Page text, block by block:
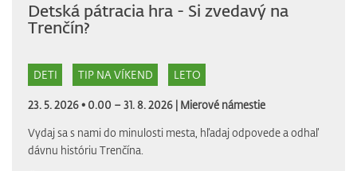
Detská pátracia hra - Si zvedavý na
Trenčín?
DETI TIP NA VÍKEND LETO
23. 5. 2026 • 0.00 – 31. 8. 2026 | Mierové námestie
Vydaj sa s nami do minulosti mesta, hľadaj odpovede a odhaľ
dávnu históriu Trenčína.